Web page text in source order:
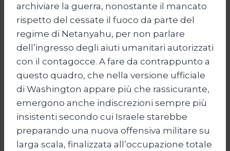
archiviare la guerra, nonostante il mancato
rispetto del cessate il fuoco da parte del
regime di Netanyahu, per non parlare
dell’ingresso degli aiuti umanitari autorizzati
con il contagocce. A fare da contrappunto a
questo quadro, che nella versione ufficiale
di Washington appare più che rassicurante,
emergono anche indiscrezioni sempre più
insistenti secondo cui Israele starebbe
preparando una nuova offensiva militare su
larga scala, finalizzata all’occupazione totale